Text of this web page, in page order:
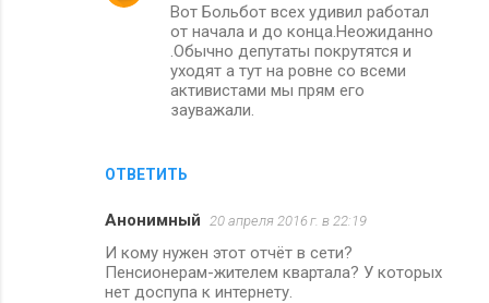
ОТВЕТИТЬ
Вот Больбот всех удивил работал
от начала и до конца.Неожиданно
.Обычно депутаты покрутятся и
уходят а тут на ровне со всеми
активистами мы прям его
зауважали.
Анонимный 20 апреля 2016 г. в 22:19
И кому нужен этот отчёт в сети?
Пенсионерам-жителем квартала? У которых
нет доспупа к интернету.